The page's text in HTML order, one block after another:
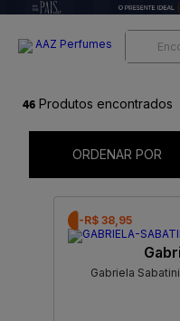
46 Produtos encontrados
ORDENAR POR
-R$ 38,95
Gabriela